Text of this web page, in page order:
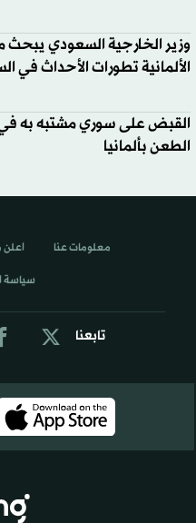
وزير الخارجية السعودي يبحث
الألمانية تطورات الأحداث في
القبض على سوري مشتبه به
الطعن بألمانيا
تابعنا
معلومات عنا اعلن
سياسة